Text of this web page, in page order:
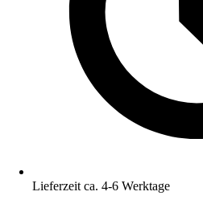
Lieferzeit ca. 4-6 Werktage